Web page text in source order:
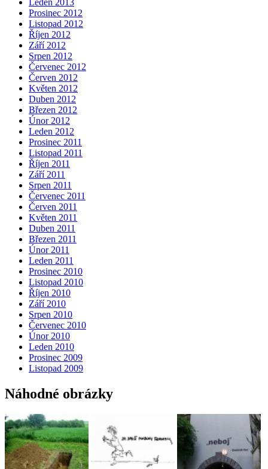
Prosinec 2012
Listopad 2012
Říjen 2012
Září 2012
Srpen 2012
Červenec 2012
Červen 2012
Květen 2012
Duben 2012
Březen 2012
Únor 2012
Leden 2012
Prosinec 2011
Listopad 2011
Říjen 2011
Září 2011
Srpen 2011
Červenec 2011
Červen 2011
Květen 2011
Duben 2011
Březen 2011
Únor 2011
Leden 2011
Prosinec 2010
Listopad 2010
Říjen 2010
Září 2010
Srpen 2010
Červenec 2010
Únor 2010
Leden 2010
Prosinec 2009
Listopad 2009
Náhodné obrázky